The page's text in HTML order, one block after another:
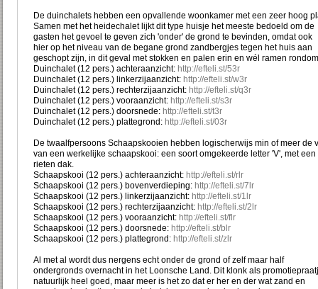
De duinchalets hebben een opvallende woonkamer met een zeer hoog
Samen met het heidechalet lijkt dit type huisje het meeste bedoeld om de
gasten het gevoel te geven zich 'onder' de grond te bevinden, omdat ook
hier op het niveau van de begane grond zandbergjes tegen het huis aan
geschopt zijn, in dit geval met stokken en palen erin en wél ramen
Duinchalet (12 pers.) achteraanzicht: http://efteli.st/53r
Duinchalet (12 pers.) linkerzijaanzicht: http://efteli.st/w3r
Duinchalet (12 pers.) rechterzijaanzicht: http://efteli.st/q3r
Duinchalet (12 pers.) vooraanzicht: http://efteli.st/s3r
Duinchalet (12 pers.) doorsnede: http://efteli.st/t3r
Duinchalet (12 pers.) plattegrond: http://efteli.st/03r
De twaalfpersoons Schaapskooien hebben logischerwijs min of meer de
van een werkelijke schaapskooi: een soort omgekeerde letter 'V', met een
rieten dak.
Schaapskooi (12 pers.) achteraanzicht: http://efteli.st/rlr
Schaapskooi (12 pers.) bovenverdieping: http://efteli.st/7lr
Schaapskooi (12 pers.) linkerzijaanzicht: http://efteli.st/1lr
Schaapskooi (12 pers.) rechterzijaanzicht: http://efteli.st/2lr
Schaapskooi (12 pers.) vooraanzicht: http://efteli.st/flr
Schaapskooi (12 pers.) doorsnede: http://efteli.st/blr
Schaapskooi (12 pers.) plattegrond: http://efteli.st/zlr
Al met al wordt dus nergens echt onder de grond of zelf maar half
ondergronds overnacht in het Loonsche Land. Dit klonk als
natuurlijk heel goed, maar meer is het zo dat er her en der wat zand en